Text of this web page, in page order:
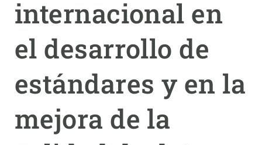
internacional en
el desarrollo de
estándares y en la
mejora de la
NOTICIAS Y AGENDA